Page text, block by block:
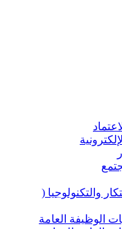
والتكنولوجيا (
الوظيفة العامة